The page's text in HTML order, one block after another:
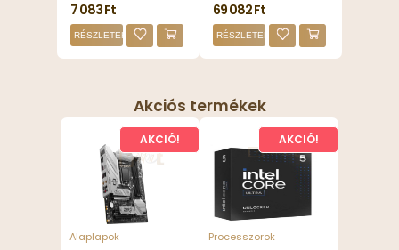
7 083 Ft
RÉSZLETEK
69 082 Ft
RÉSZLETEK
Akciós termékek
AKCIÓ!
Alaplapok
AKCIÓ!
Processzorok